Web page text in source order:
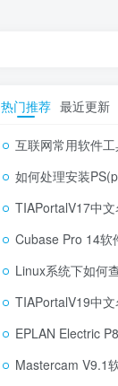
热门推荐 最近更新
互联网常用软件
如何处理安装PS(photoshop
TIAPortalV17中文名博途
Cubase Pro 14软件
Linux系统下如何
TIAPortalV19中文名博途
EPLAN Electric P8 2024
Mastercam V9.1软